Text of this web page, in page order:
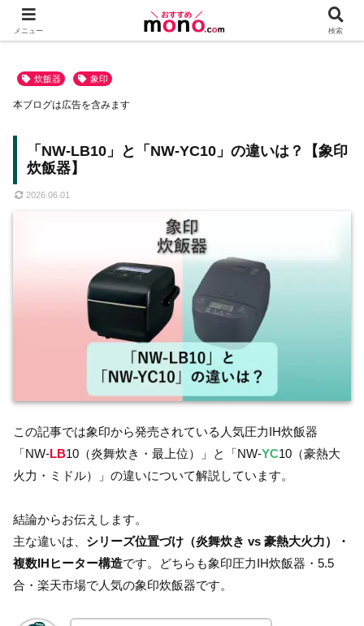
炊飯器 象印
「NW-LB10」と「NW-YC10」の違いは？【象印
炊飯器】
2026.06.01
本ブログは広告を含みます
この記事では象印から発売されている人気圧力IH炊飯器
「NW-LB10（炎舞炊き・最上位）」と「NW-YC10（豪熱大
火力・ミドル）」の違いについて解説しています。
結論からお伝えします。
主な違いは、 シリーズ位置づけ（炎舞炊き vs 豪熱大火力）・
複数IHヒーター構造です。どちらも象印圧力IH炊飯器・5.5
合・楽天市場で人気の象印炊飯器です。
メニュー 検索